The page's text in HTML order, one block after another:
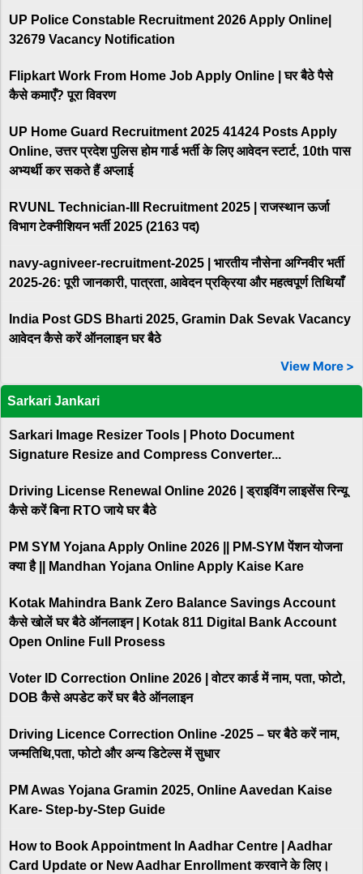
UP Police Constable Recruitment 2026 Apply Online|
32679 Vacancy Notification
Flipkart Work From Home Job Apply Online | घर बैठे पैसे
कैसे कमाएँ? पूरा विवरण
UP Home Guard Recruitment 2025 41424 Posts Apply
Online, उत्तर प्रदेश पुलिस होम गार्ड भर्ती के लिए आवेदन स्टार्ट, 10th पास
अभ्यर्थी कर सकते हैं अप्लाई
RVUNL Technician-III Recruitment 2025 | राजस्थान ऊर्जा
विभाग टेक्नीशियन भर्ती 2025 (2163 पद)
navy-agniveer-recruitment-2025 | भारतीय नौसेना अग्निवीर भर्ती
2025-26: पूरी जानकारी, पात्रता, आवेदन प्रक्रिया और महत्वपूर्ण तिथियाँ
India Post GDS Bharti 2025, Gramin Dak Sevak Vacancy
आवेदन कैसे करें ऑनलाइन घर बैठे
View More >
Sarkari Jankari
Sarkari Image Resizer Tools | Photo Document
Signature Resize and Compress Converter...
Driving License Renewal Online 2026 | ड्राइविंग लाइसेंस रिन्यू
कैसे करें बिना RTO जाये घर बैठे
PM SYM Yojana Apply Online 2026 || PM-SYM पेंशन योजना
क्या है || Mandhan Yojana Online Apply Kaise Kare
Kotak Mahindra Bank Zero Balance Savings Account
कैसे खोलें घर बैठे ऑनलाइन | Kotak 811 Digital Bank Account
Open Online Full Prosess
Voter ID Correction Online 2026 | वोटर कार्ड में नाम, पता, फोटो,
DOB कैसे अपडेट करें घर बैठे ऑनलाइन
Driving Licence Correction Online -2025 – घर बैठे करें नाम,
जन्मतिथि,पता, फोटो और अन्य डिटेल्स में सुधार
PM Awas Yojana Gramin 2025, Online Aavedan Kaise
Kare- Step-by-Step Guide
How to Book Appointment In Aadhar Centre | Aadhar
Card Update or New Aadhar Enrollment करवाने के लिए।